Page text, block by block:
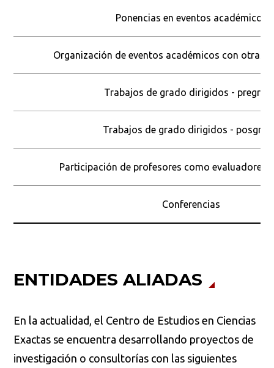
Ponencias en eventos académicos
Organización de eventos académicos con otras
Trabajos de grado dirigidos -
Trabajos de grado dirigidos -
Participación de profesores como evaluadores
Conferencias
ENTIDADES ALIADAS
En la actualidad, el Centro de Estudios en Ciencias
Exactas se encuentra desarrollando proyectos de
investigación o consultorías con las siguientes